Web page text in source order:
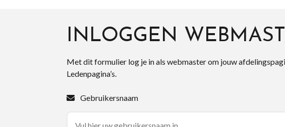
INLOGGEN
Met dit formulier log je in als webmaster om jouw
Ledenpagina’s.
Gebruikersnaam